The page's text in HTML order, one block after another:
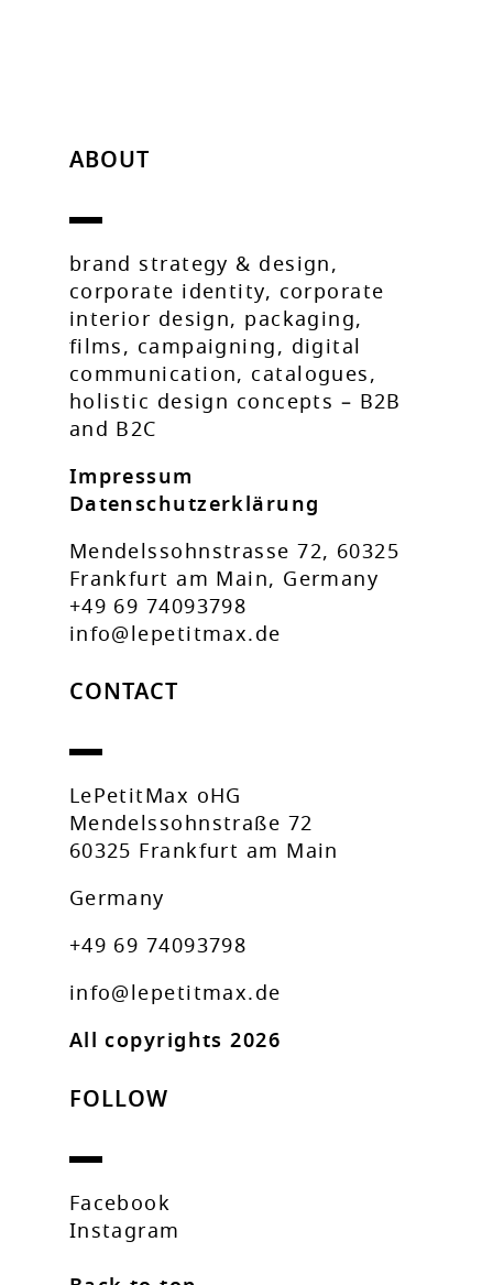
ABOUT
brand strategy & design,
corporate identity, corporate
interior design, packaging,
films, campaigning, digital
communication, catalogues,
holistic design concepts – B2B
and B2C
Impressum
Datenschutzerklärung
Mendelssohnstrasse 72, 60325
Frankfurt am Main, Germany
+49 69 74093798
info@lepetitmax.de
CONTACT
LePetitMax oHG
Mendelssohnstraße 72
60325 Frankfurt am Main
Germany
+49 69 74093798
info@lepetitmax.de
All copyrights 2026
FOLLOW
Facebook
Instagram